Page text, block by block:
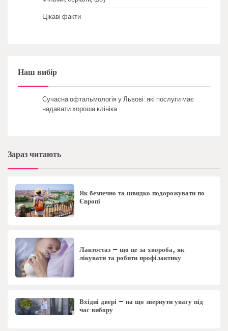
Цікаві факти
Наш вибір
Сучасна офтальмологія у Львові: які послуги має
надавати хороша клініка
Зараз читають
Як безпечно та швидко подорожувати по
Європі
Лактостаз – що це за хвороба, як
лікувати та робити профілактику
Вхідні двері – на що звернути увагу під
час вибору